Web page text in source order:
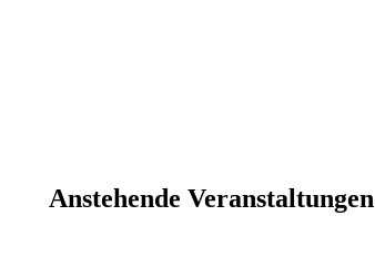
Anstehende Veranstaltungen